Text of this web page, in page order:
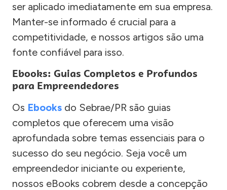
ser aplicado imediatamente em sua empresa.
Manter-se informado é crucial para a
competitividade, e nossos artigos são uma
fonte confiável para isso.
Ebooks: Guias Completos e Profundos
para Empreendedores
Os Ebooks do Sebrae/PR são guias
completos que oferecem uma visão
aprofundada sobre temas essenciais para o
sucesso do seu negócio. Seja você um
empreendedor iniciante ou experiente,
nossos eBooks cobrem desde a concepção